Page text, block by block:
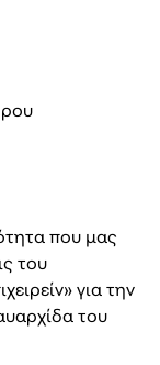
που μας
του
για την
του